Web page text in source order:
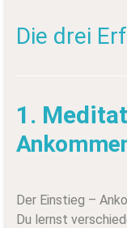
Die drei
1.
Der Einstieg –
Du lernst